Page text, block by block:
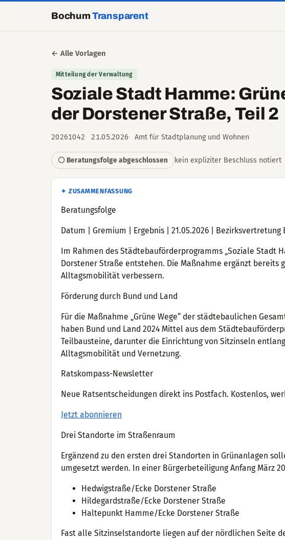
BochumTransparent
← Alle Vorlagen
Mitteilung der Verwaltung
Soziale Stadt Hamme:
der Dorstener Straße, Teil 2
20261042 21.05.2026 Amt für Stadtplanung und Wohnen
⚪ Beratungsfolge abgeschlossen kein expliziter Beschluss notiert
✦ ZUSAMMENFASSUNG
Beratungsfolge
Datum | Gremium | Ergebnis | 21.05.2026 |
Im Rahmen des Städtebauförderprogramms „Soziale Stadt
Dorstener Straße entstehen. Die Maßnahme ergänzt
Alltagsmobilität verbessern.
Förderung durch Bund und Land
Für die Maßnahme „Grüne Wege“ der städtebaulichen
haben Bund und Land 2024 Mittel aus dem
Teilbausteine, darunter die Einrichtung von Sitzinseln
Alltagsmobilität und Vernetzung.
Ratskompass-Newsletter
Neue Ratsentscheidungen direkt ins Postfach. Kostenlos,
Jetzt abonnieren
Drei Standorte im Straßenraum
Ergänzend zu den ersten drei Standorten in Grünanlagen
umgesetzt werden. In einer Bürgerbeteiligung Anfang März
Hedwigstraße/Ecke Dorstener Straße
Hildegardstraße/Ecke Dorstener Straße
Haltepunkt Hamme/Ecke Dorstener Straße
Fast alle Sitzinselstandorte liegen auf der nördlichen Seite